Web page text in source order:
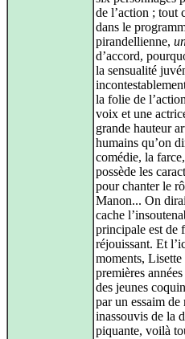
de l’action ; tout
dans le
pirandellienne,
d’accord,
la sensualité
la folie de
voix et une
grande hauteur
humains qu’on
comédie, la
possède les
pour chanter le
Manon... On
cache
principale est de
réjouissant. Et
moments,
premières
des jeunes
par un essaim de
inassouvis de la
piquante, voilà